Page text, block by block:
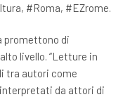
#Roma, #EZrome.
promettono di
livello. “Letture in
tra autori come
interpretati da attori di